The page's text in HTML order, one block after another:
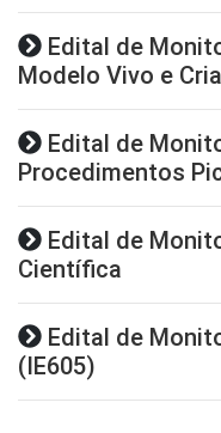
Edital de
Modelo Vivo e
Edital de
Procedimentos
Edital de
Científica
Edital de
(IE605)